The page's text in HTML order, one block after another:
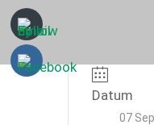
Datum
07